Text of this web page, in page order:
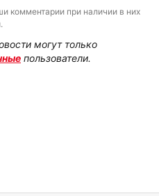
комментарии при наличии в них
могут только
пользователи.